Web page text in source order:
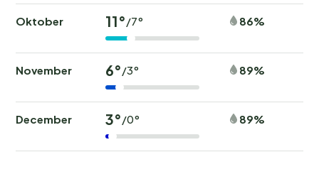
Oktober 11°/7° 86%
November 6°/3° 89%
December 3°/0° 89%